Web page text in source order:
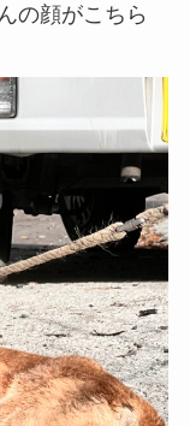
の顔がこちら